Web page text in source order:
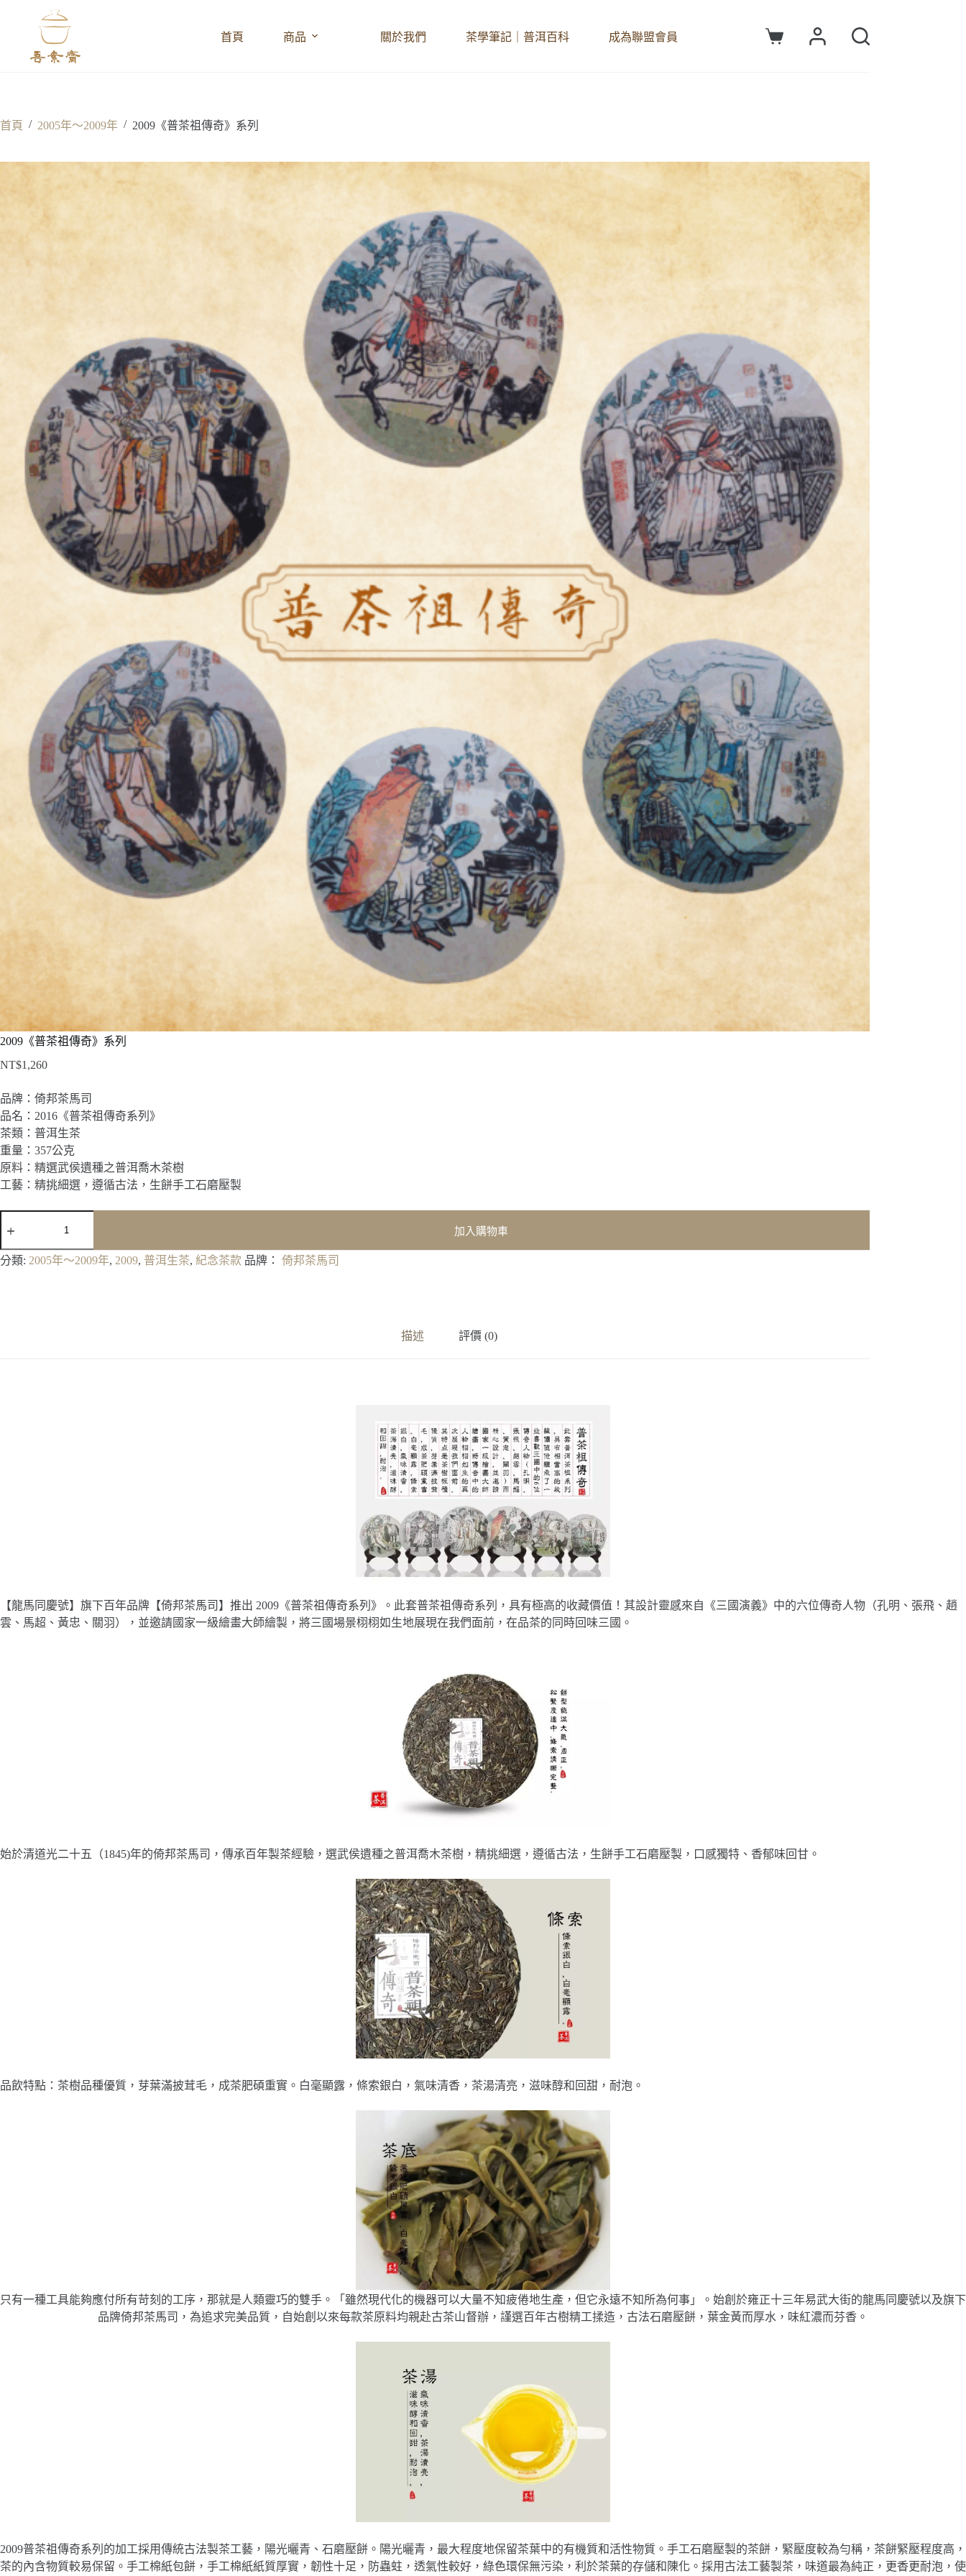
首頁 商品 關於我們 茶學筆記｜普洱百科 成為聯盟會員
購
首頁 / 2005年～2009年 / 2009《普茶祖傳奇》系列
2009《普茶祖傳奇》系列
NT$1,260
品牌：倚邦茶馬司
品名：2016《普茶祖傳奇系列》
茶類：普洱生茶
重量：357公克
原料：精選武侯遺種之普洱喬木茶樹
工藝：精挑細選，遵循古法，生餅手工石磨壓製
茶
祖
傳
加入購物車
分類: 2005年～2009年, 2009, 普洱生茶, 紀念茶款 品牌： 倚邦茶馬司
描述 評價 (0)
【龍馬同慶號】旗下百年品牌【倚邦茶馬司】推出 2009《普茶祖傳奇系列》。此套普茶祖傳奇系列，具有極高的收藏價值！其設計靈感來自《三國演義》中的六位傳奇人物（孔明、張飛、趙
雲、馬超、黃忠、關羽），並邀請國家一級繪畫大師繪製，將三國場景栩栩如生地展現在我們面前，在品茶的同時回味三國。
始於清道光二十五（1845)年的倚邦茶馬司，傳承百年製茶經驗，選武侯遺種之普洱喬木茶樹，精挑細選，遵循古法，生餅手工石磨壓製，口感獨特、香郁味回甘。
品飲特點：茶樹品種優質，芽葉滿披茸毛，成茶肥碩重實。白毫顯露，條索銀白，氣味清香，茶湯清亮，滋味醇和回甜，耐泡。
只有一種工具能夠應付所有苛刻的工序，那就是人類靈巧的雙手。「雖然現代化的機器可以大量不知疲倦地生產，但它永遠不知所為何事」。始創於雍正十三年易武大街的龍馬同慶號以及旗下
品牌倚邦茶馬司，為追求完美品質，自始創以來每款茶原料均親赴古茶山督辦，謹選百年古樹精工揉造，古法石磨壓餅，葉金黃而厚水，味紅濃而芬香。
2009普茶祖傳奇系列的加工採用傳統古法製茶工藝，陽光曬青、石磨壓餅。陽光曬青，最大程度地保留茶葉中的有機質和活性物質。手工石磨壓製的茶餅，緊壓度較為勻稱，茶餅緊壓程度高，
茶的內含物質較易保留。手工棉紙包餅，手工棉紙紙質厚實，韌性十足，防蟲蛀，透氣性較好，綠色環保無污染，利於茶葉的存儲和陳化。採用古法工藝製茶，味道最為純正，更香更耐泡，使